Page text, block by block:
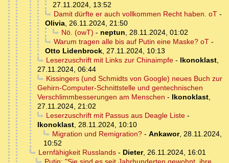
27.11.2024, 13:52
Damit dürfte er auch vollkommen Recht haben. oT-
Olivia, 26.11.2024, 21:50
Nö. (owT) - neptun, 28.11.2024, 01:02
Warum tragen alle bis auf Putin eine Maske? oT-
Otto Lidenbrock, 27.11.2024, 10:13
Leserzuschrift mit Links zur Chinaimpfe- Ikonoklast,
27.11.2024, 06:44
Kissingers (und Schmidts von Google) neues Buch zur
Gehirn-Computer-Schnittstelle und gentechnischen
Verschlimmbesserungen am Menschen - Ikonoklast,
27.11.2024, 21:02
Leserzuschrift mit Passus aus Deagle Liste-
Ikonoklast, 28.11.2024, 10:10
Migration und Remigration?- Ankawor, 28.11.2024,
10:52
Lernfähigkeit Russlands- Dieter, 26.11.2024, 16:01